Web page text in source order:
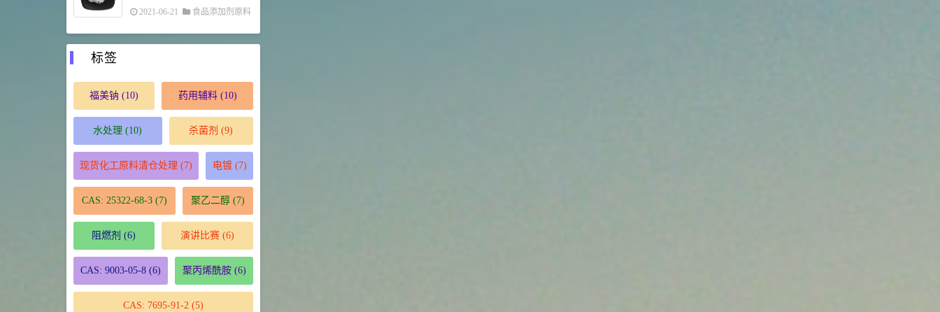
2021-06-21 食品添加剂原料
标签
福美钠 (10) 药用辅料(10)
水处理 (10) 杀菌剂 (9)
现货化工原料清仓处理 (7) 电镀(7)
CAS: 25322-68-3(7) 聚乙二醇(7)
阻燃剂 (6) 演讲比赛 (6)
CAS: 9003-05-8(6) 聚丙烯酰胺(6)
CAS: 7695-91-2(5)